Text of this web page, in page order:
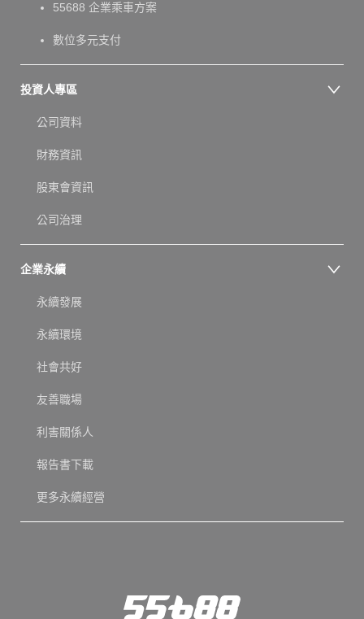
55688 企業乘車方案
數位多元支付
投資人專區
公司資料
財務資訊
股東會資訊
公司治理
企業永續
永續發展
永續環境
社會共好
友善職場
利害關係人
報告書下載
更多永續經營